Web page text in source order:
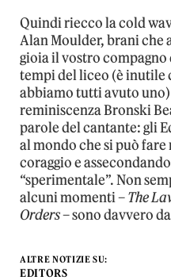
Quindi riecco la cold
Alan Moulder, brani che
gioia il vostro
tempi del liceo (è inutile
abbiamo tutti avuto
reminiscenza Bronski
parole del cantante: gli
al mondo che si può
coraggio e
“sperimentale”. Non
alcuni momenti –The
Orders– sono davvero
ALTRE NOTIZIE SU:
EDITORS